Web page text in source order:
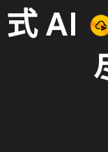
式 AI